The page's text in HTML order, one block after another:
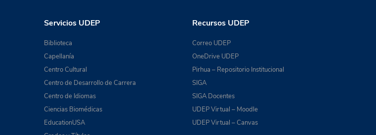
Servicios UDEP
Biblioteca
Capellanía
Centro Cultural
Centro de Desarrollo de Carrera
Centro de Idiomas
Ciencias Biomédicas
EducationUSA
Recursos UDEP
Correo UDEP
OneDrive UDEP
Pirhua – Repositorio Institucional
SIGA
SIGA Docentes
UDEP Virtual – Moodle
UDEP Virtual – Canvas